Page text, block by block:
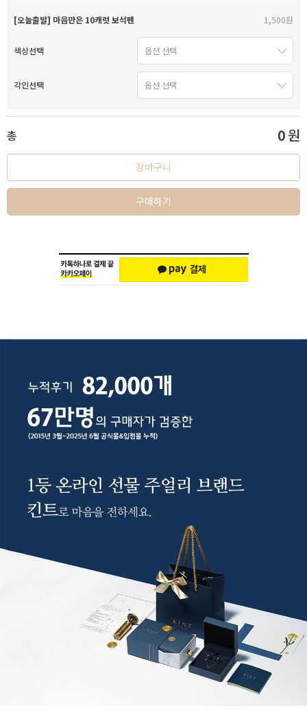
[오늘출발] 마음만은 10캐럿 보석펜 1,500원
색상선택
각인선택
총 0원
장바구니
구매하기